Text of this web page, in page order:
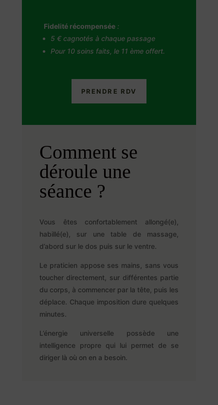
Fidelité récompensée:
5 € cagnotés à chaque passage
Pour 10 soins faits, le 11 ème offert.
PRENDRE RDV
Comment se
déroule une
séance ?
Vous êtes confortablement allongé(e),
habillé(e), sur une table de massage,
d’abord sur le dos puis sur le ventre.
Le praticien appose ses mains, sans vous
toucher directement, sur différentes partie
du corps, à commencer par la tête, puis les
déplace. Chaque imposition dure quelques
minutes.
L’énergie universelle possède une
intelligence propre qui lui permet de se
diriger là où on en a besoin.